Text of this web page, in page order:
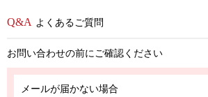
よくあるご質問
お問い合わせの前にご確認ください
メールが届かない場合